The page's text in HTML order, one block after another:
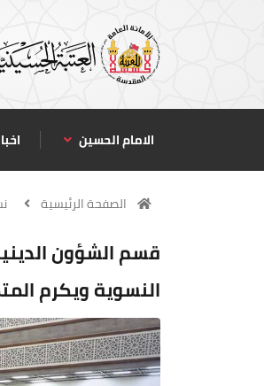
الامام الحسين
الصفحة الرئيسية
قسم الشؤون
النسوية ويكرم